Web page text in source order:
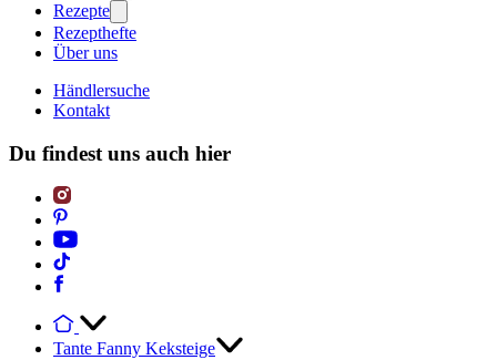
Rezepte
Rezepthefte
Über uns
Händlersuche
Kontakt
Du findest uns auch hier
Tante Fanny Keksteige